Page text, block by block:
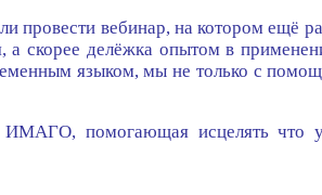
провести вебинар, на котором ещё
скорее делёжка опытом в
языком, мы не только с
ИМАГО, помогающая исцелять